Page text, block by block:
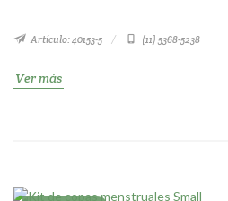
Artículo: 40153-5 (11) 5368-5238
Ver más